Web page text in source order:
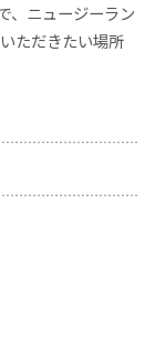
、ニュージーラン
ただきたい場所